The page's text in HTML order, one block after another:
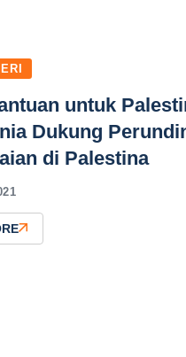
untuk
Dukung
di Palestina